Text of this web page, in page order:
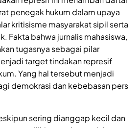
penegak hukum dalam upaya
kritisisme masyarakat sipil serta
Fakta bahwa jurnalis mahasiswa,
tugasnya sebagai pilar
target tindakan represif
Yang hal tersebut menjadi
demokrasi dan kebebasan pers
sering dianggap kecil dan